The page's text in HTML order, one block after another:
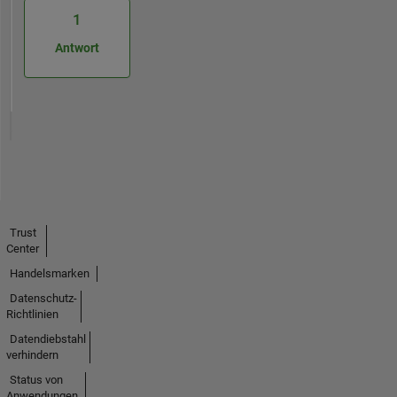
1
Antwort
Trust
Center
Handelsmarken
Datenschutz-
Richtlinien
Datendiebstahl
verhindern
Status von